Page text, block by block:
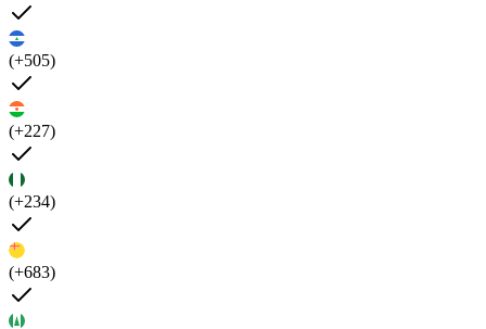
(+505)
(+227)
(+234)
(+683)